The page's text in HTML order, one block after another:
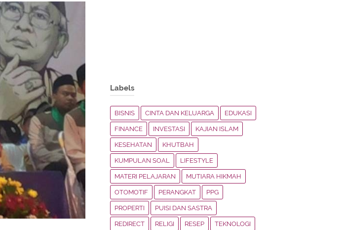
Labels
BISNIS CINTA DAN KELUARGA EDUKASI
FINANCE INVESTASI KAJIAN ISLAM
KESEHATAN KHUTBAH
KUMPULAN SOAL LIFESTYLE
MATERI PELAJARAN MUTIARA HIKMAH
OTOMOTIF PERANGKAT PPG
PROPERTI PUISI DAN SASTRA
REDIRECT RELIGI RESEP TEKNOLOGI